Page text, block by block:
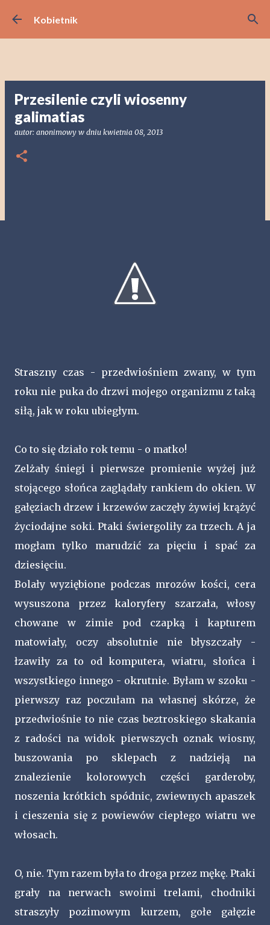
Przejdź do głównej zawartości
Kobietnik
Przesilenie czyli wiosenny
galimatias
autor: anonimowy w dniu kwietnia 08, 2013
Straszny czas - przedwiośniem zwany, w tym
roku nie puka do drzwi mojego organizmu z taką
siłą, jak w roku ubiegłym.
Co to się działo rok temu - o matko!
Zelżały śniegi i pierwsze promienie wyżej już
stojącego słońca zaglądały rankiem do okien. W
gałęziach drzew i krzewów zaczęły żywiej krążyć
życiodajne soki. Ptaki świergoliły za trzech. A ja
mogłam tylko marudzić za pięciu i spać za
dziesięciu.
Bolały wyziębione podczas mrozów kości, cera
wysuszona przez kaloryfery szarzała, włosy
chowane w zimie pod czapką i kapturem
matowiały, oczy absolutnie nie błyszczały -
łzawiły za to od komputera, wiatru, słońca i
wszystkiego innego - okrutnie. Byłam w szoku -
pierwszy raz poczułam na własnej skórze, że
przedwiośnie to nie czas beztroskiego skakania
z radości na widok pierwszych oznak wiosny,
buszowania po sklepach z nadzieją na
znalezienie kolorowych części garderoby,
noszenia krótkich spódnic, zwiewnych apaszek
i cieszenia się z powiewów ciepłego wiatru we
włosach.
O, nie. Tym razem była to droga przez mękę. Ptaki
grały na nerwach swoimi trelami, chodniki
straszyły pozimowym kurzem, gołe gałęzie